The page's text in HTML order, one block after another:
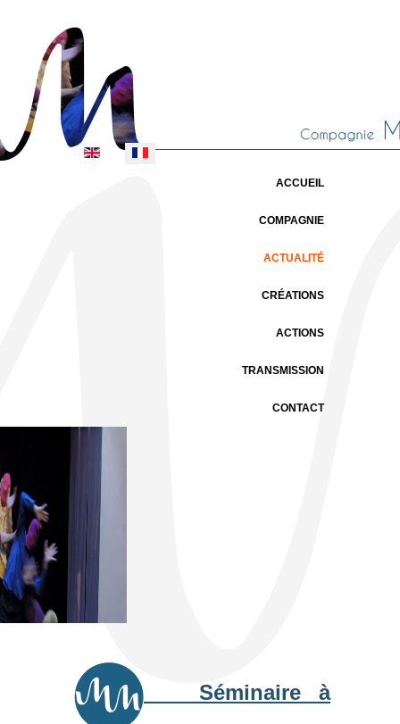
Sélectionnez votre langue
ACCUEIL
COMPAGNIE
ACTUALITÉ
CRÉATIONS
ACTIONS
TRANSMISSION
CONTACT
Séminaire à